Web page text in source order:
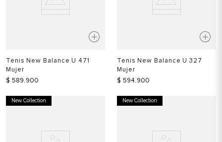
Tenis New Balance U 471
Mujer
$ 589.900
Tenis New Balance U 327
Mujer
$ 594.900
New Collection New Collection